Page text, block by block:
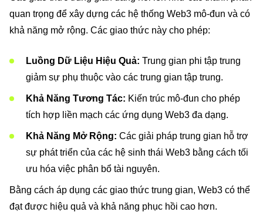
quan trọng để xây dựng các hệ thống Web3 mô-đun và có
khả năng mở rộng. Các giao thức này cho phép:
Luồng Dữ Liệu Hiệu Quả: Trung gian phi tập trung
giảm sự phụ thuộc vào các trung gian tập trung.
Khả Năng Tương Tác: Kiến trúc mô-đun cho phép
tích hợp liền mạch các ứng dụng Web3 đa dạng.
Khả Năng Mở Rộng: Các giải pháp trung gian hỗ trợ
sự phát triển của các hệ sinh thái Web3 bằng cách tối
ưu hóa việc phân bổ tài nguyên.
Bằng cách áp dụng các giao thức trung gian, Web3 có thể
đạt được hiệu quả và khả năng phục hồi cao hơn.